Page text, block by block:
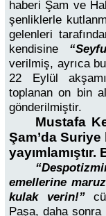
haberi Şam ve
şenliklerle
gelenleri
kendisine
verilmiş, ayrıca
22 Eylül
toplanan on bin
gönderilmiştir.
Mustafa
Şam’da
emellerine
kulak verin!”
Paşa, daha sonra